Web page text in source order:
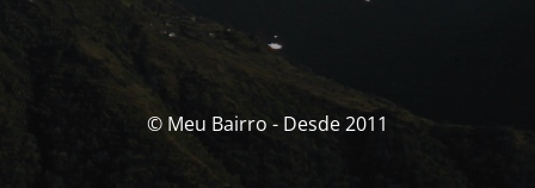
© Meu Bairro - Desde 2011